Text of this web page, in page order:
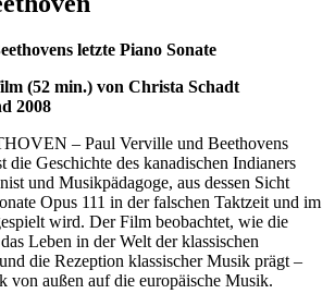
letzte Piano Sonate
(52 min.) von Christa Schadt
2008
– Paul Verville und Beethovens
die Geschichte des kanadischen Indianers
und Musikpädagoge, aus dessen Sicht
Opus 111 in der falschen Taktzeit und im
wird. Der Film beobachtet, wie die
Leben in der Welt der klassischen
die Rezeption klassischer Musik prägt –
von außen auf die europäische Musik.